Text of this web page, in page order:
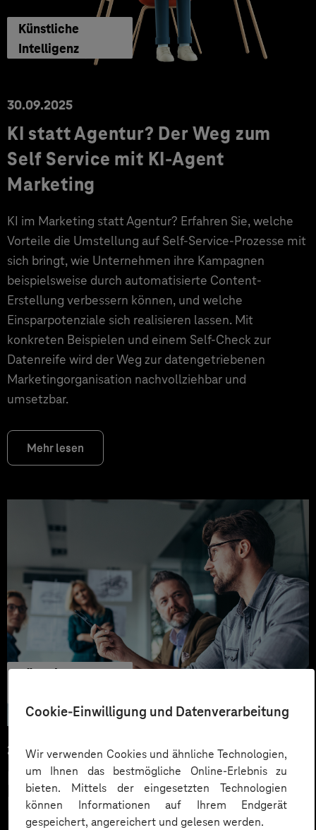
Cookie-Einwilligung und Datenverarbeitung
Wir verwenden Cookies und ähnliche Technologien,
um Ihnen das bestmögliche Online-Erlebnis zu
bieten. Mittels der eingesetzten Technologien
können Informationen auf Ihrem Endgerät
gespeichert, angereichert und gelesen werden.
Künstliche
Intelligenz
30.09.2025
KI statt Agentur? Der Weg zum
Self Service mit KI-Agent
Marketing
KI im Marketing statt Agentur? Erfahren Sie, welche
Vorteile die Umstellung auf Self-Service-Prozesse mit
sich bringt, wie Unternehmen ihre Kampagnen
beispielsweise durch automatisierte Content-
Erstellung verbessern können, und welche
Einsparpotenziale sich realisieren lassen. Mit
konkreten Beispielen und einem Self-Check zur
Datenreife wird der Weg zur datengetriebenen
Marketingorganisation nachvollziehbar und
umsetzbar.
Mehr lesen
Künstliche
25.07.2025
Explainable AI: Warum erklärbare
KI essenziell für die Zukunft ist